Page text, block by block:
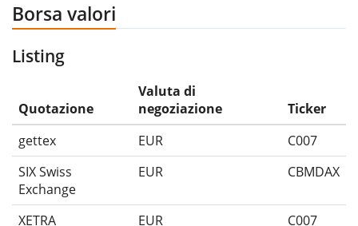
Borsa valori
Listing
Quotazione
Valuta di
negoziazione
Ticker
gettex
EUR
C007
SIX Swiss
Exchange
EUR CBMDAX
XETRA EUR C007